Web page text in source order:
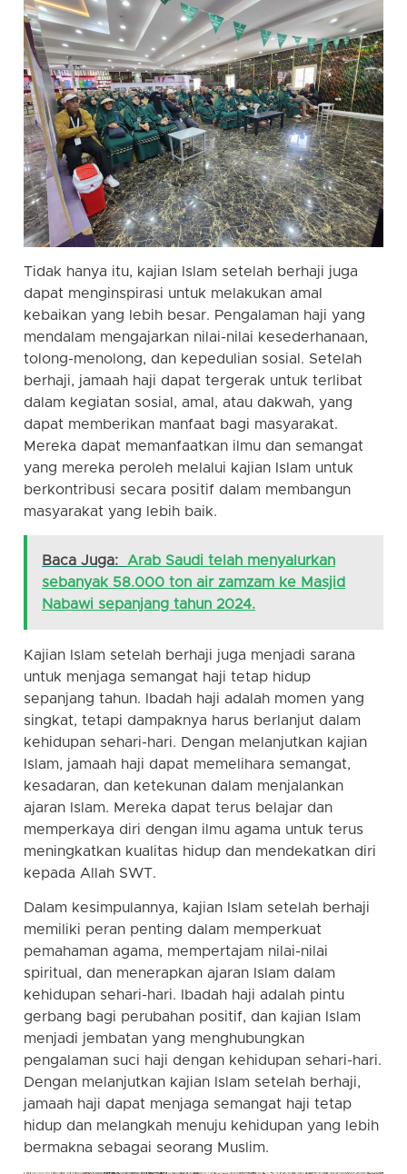
Tidak hanya itu, kajian Islam setelah berhaji juga
dapat menginspirasi untuk melakukan amal
kebaikan yang lebih besar. Pengalaman haji yang
mendalam mengajarkan nilai-nilai kesederhanaan,
tolong-menolong, dan kepedulian sosial. Setelah
berhaji, jamaah haji dapat tergerak untuk terlibat
dalam kegiatan sosial, amal, atau dakwah, yang
dapat memberikan manfaat bagi masyarakat.
Mereka dapat memanfaatkan ilmu dan semangat
yang mereka peroleh melalui kajian Islam untuk
berkontribusi secara positif dalam membangun
masyarakat yang lebih baik.
Baca Juga:
Arab Saudi telah menyalurkan
sebanyak 58.000 ton air zamzam ke Masjid
Nabawi sepanjang tahun 2024.
Kajian Islam setelah berhaji juga menjadi sarana
untuk menjaga semangat haji tetap hidup
sepanjang tahun. Ibadah haji adalah momen yang
singkat, tetapi dampaknya harus berlanjut dalam
kehidupan sehari-hari. Dengan melanjutkan kajian
Islam, jamaah haji dapat memelihara semangat,
kesadaran, dan ketekunan dalam menjalankan
ajaran Islam. Mereka dapat terus belajar dan
memperkaya diri dengan ilmu agama untuk terus
meningkatkan kualitas hidup dan mendekatkan diri
kepada Allah SWT.
Dalam kesimpulannya, kajian Islam setelah berhaji
memiliki peran penting dalam memperkuat
pemahaman agama, mempertajam nilai-nilai
spiritual, dan menerapkan ajaran Islam dalam
kehidupan sehari-hari. Ibadah haji adalah pintu
gerbang bagi perubahan positif, dan kajian Islam
menjadi jembatan yang menghubungkan
pengalaman suci haji dengan kehidupan sehari-hari.
Dengan melanjutkan kajian Islam setelah berhaji,
jamaah haji dapat menjaga semangat haji tetap
hidup dan melangkah menuju kehidupan yang lebih
bermakna sebagai seorang Muslim.